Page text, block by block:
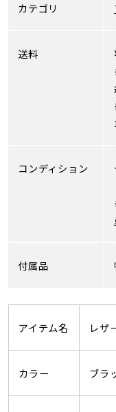
カテゴリ
送料
コンディション
付属品
アイテム名 レザ
カラー ブラ